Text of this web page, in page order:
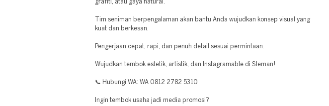
grafiti, atau gaya natural.
Tim seniman berpengalaman akan bantu Anda wujudkan konsep visual yang
kuat dan berkesan.
Pengerjaan cepat, rapi, dan penuh detail sesuai permintaan.
Wujudkan tembok estetik, artistik, dan Instagramable di Sleman!
📞 Hubungi WA: WA 0812 2782 5310
Ingin tembok usaha jadi media promosi?